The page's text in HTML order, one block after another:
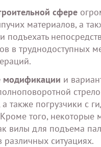
сфере
материалов, а
в
модификации и
также погрузчики с
Кроме того,
вилы для подъема
различных ситуациях.